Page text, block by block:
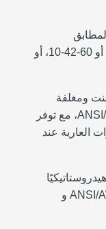
للمواصفات ASTM A536، الرتب 65-45-12، أو 60-42-10، أو
ومغلفة
بالخرسانة وفقًا لمعيار ANSI/AWWA C104/A21.4، مع توفر
العارية عند
واعتمادها وفقًا لمعايير ANSI/AWWA C153/A21.53 و